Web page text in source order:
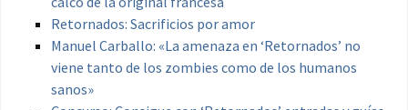
Retornados: Sacrificios por amor
Manuel Carballo: «La amenaza en ‘Retornados’ no
viene tanto de los zombies como de los humanos
sanos»